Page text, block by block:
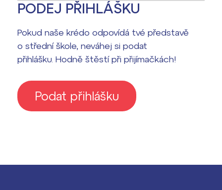
PODEJ PŘIHLÁŠKU
Pokud naše krédo odpovídá tvé představě
o střední škole, neváhej si podat
přihlášku. Hodně štěstí při přijímačkách!
Podat přihlášku